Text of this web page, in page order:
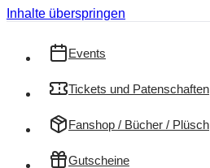
Inhalte überspringen
Events
Tickets und Patenschaften
Fanshop / Bücher / Plüsch
Gutscheine